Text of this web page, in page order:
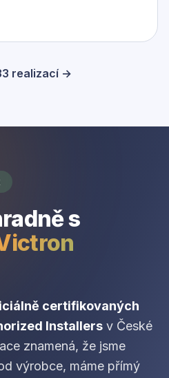
realizací →
s
certifikovaných
Installers v České
znamená, že jsme
výrobce, máme přímý